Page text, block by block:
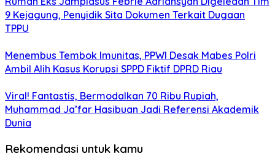
9 Kejagung, Penyidik Sita Dokumen Terkait Dugaan
TPPU
Menembus Tembok Imunitas, PPWI Desak Mabes Polri
Ambil Alih Kasus Korupsi SPPD Fiktif DPRD Riau
Viral! Fantastis, Bermodalkan 70 Ribu Rupiah,
Muhammad Ja’far Hasibuan Jadi Referensi Akademik
Dunia
Rekomendasi untuk kamu